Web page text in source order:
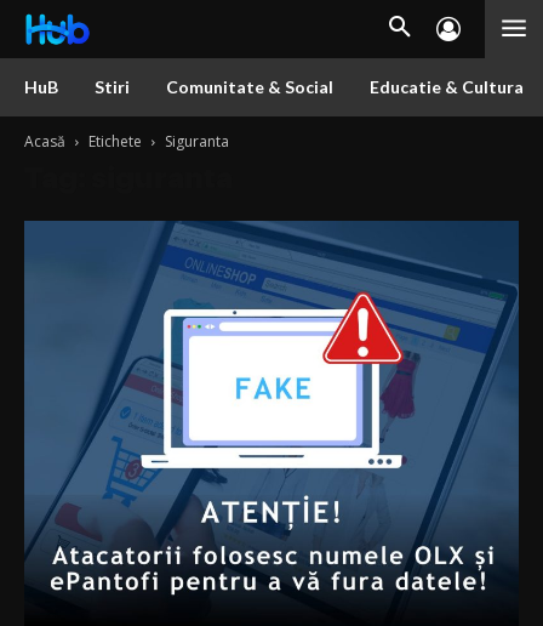
HuB Stiri Comunitate & Social Educatie & Cultura
Acasă Etichete Siguranta